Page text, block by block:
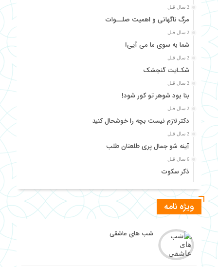
2 سال قبل
مرگ ناگهانی و اهمیت صلــوات
2 سال قبل
شما به سوی ما می آیی!
2 سال قبل
شکـایت گنجشک
2 سال قبل
بنا بود شوهر تو کور شود!
2 سال قبل
دکتر لازم نیست بچه را خوشحال کنید
2 سال قبل
آینه شو جمال پری طلعتان طلب
6 سال قبل
ذکر سکوت
مکاشفه ای آیت الله سید جمال‌الدین گلپایگانی
6 سال قبل
احوالات شیخ ابراهیم شیــرازی
6 سال قبل
صاحب روضات
ویژه نامه
شب های عاشقی